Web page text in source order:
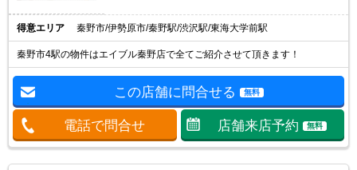
得意エリア 秦野市/伊勢原市/秦野駅/渋沢駅/東海大学前駅
秦野市4駅の物件はエイブル秦野店で全てご紹介させて頂きます！
この店舗に問合せる 無料
電話で問合せ 店舗来店予約 無料